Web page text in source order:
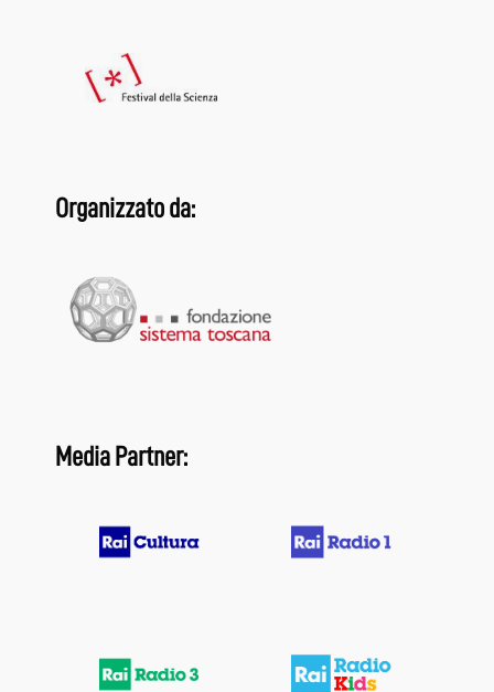
Organizzato da:
Media Partner: